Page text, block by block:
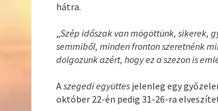
hátra.
„Szép időszak van mögöttünk, sikerek,
semmiből, minden fronton szeretnénk
dolgozunk azért, hogy ez a szezon is
Aszegedi együttes jelenleg egy
október 22-én pedig 31-26-ra